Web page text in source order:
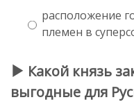
расположение
племен в
Какой князь
выгодные для